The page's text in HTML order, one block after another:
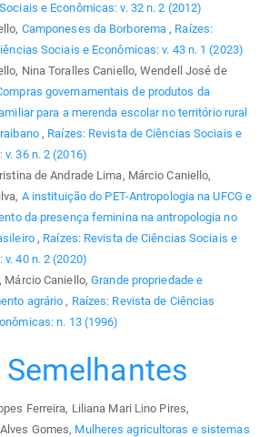
e Econômicas: v. 32 n. 2 (2012)
Camponeses da Borborema, Raízes:
Sociais e Econômicas: v. 43 n. 1 (2023)
Nina Toralles Caniello, Wendell José de
governamentais de produtos da
para a merenda escolar no território rural
, Raízes: Revista de Ciências Sociais e
v. 36 n. 2 (2016)
de Andrade Lima, Márcio Caniello,
A instituição do PET-Antropologia na UFCG e
da presença feminina na antropologia no
, Raízes: Revista de Ciências Sociais e
v. 40 n. 2 (2020)
Márcio Caniello,Grande propriedade e
agrário, Raízes: Revista de Ciências
n. 13 (1996)
Ferreira, Liliana Mari Lino Pires,
Gomes, Mulheres agricultoras e sistemas